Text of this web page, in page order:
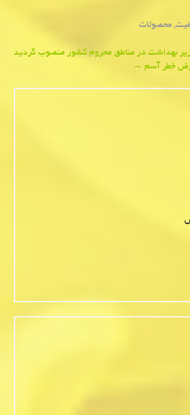
,محصولات
بهداشت در مناطق محروم كشور منصوب گردید
خطر آسم→